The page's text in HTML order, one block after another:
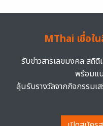
MThai เชื่อใ
รับข่าวสารเลขมงคล สถิติ
พร้อมแ
ลุ้นรับรางวัลจากกิจกรรมเ